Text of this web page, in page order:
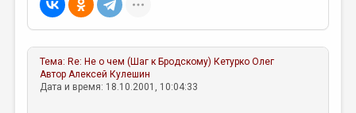
Тема: Re: Не о чем (Шаг к Бродскому) Кетурко Олег
АвторАлексей Кулешин
Дата и время: 18.10.2001, 10:04:33